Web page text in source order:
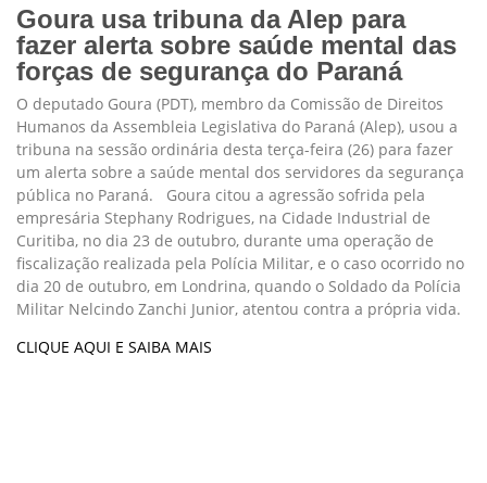
Goura usa tribuna da Alep para
fazer alerta sobre saúde mental das
forças de segurança do Paraná
O deputado Goura (PDT), membro da Comissão de Direitos
Humanos da Assembleia Legislativa do Paraná (Alep), usou a
tribuna na sessão ordinária desta terça-feira (26) para fazer
um alerta sobre a saúde mental dos servidores da segurança
pública no Paraná. Goura citou a agressão sofrida pela
empresária Stephany Rodrigues, na Cidade Industrial de
Curitiba, no dia 23 de outubro, durante uma operação de
fiscalização realizada pela Polícia Militar, e o caso ocorrido no
dia 20 de outubro, em Londrina, quando o Soldado da Polícia
Militar Nelcindo Zanchi Junior, atentou contra a própria vida.
CLIQUE AQUI E SAIBA MAIS